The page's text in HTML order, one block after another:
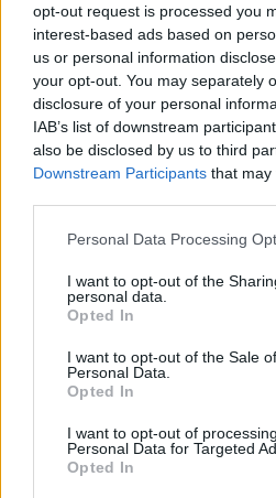
opt-out request is processed you
interest-based ads based on
us or personal information
your opt-out. You may separately
disclosure of your personal
IAB’s list of downstream
also be disclosed by us to third
Downstream Participants that may
Personal Data Processing
I want to opt-out of the
personal data.
Opted In
I want to opt-out of the Sale
Personal Data.
Opted In
I want to opt-out of
Personal Data for Targeted
Opted In
Famosos que cumplen